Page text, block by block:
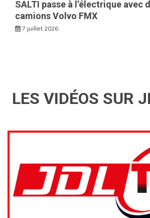
SALTI passe à l’électrique avec
camions Volvo FMX
7 juillet 2026
LES VIDÉOS SUR